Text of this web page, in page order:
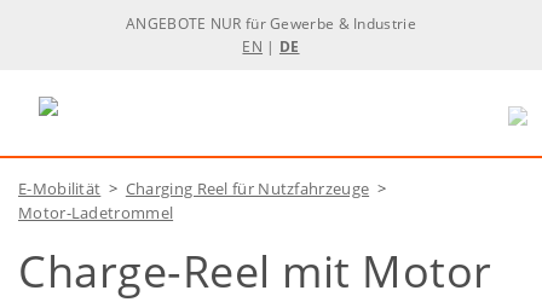
ANGEBOTE NUR für Gewerbe & Industrie
EN | DE
E-Mobilität > Charging Reel für Nutzfahrzeuge >
Motor-Ladetrommel
Charge-Reel mit Motor